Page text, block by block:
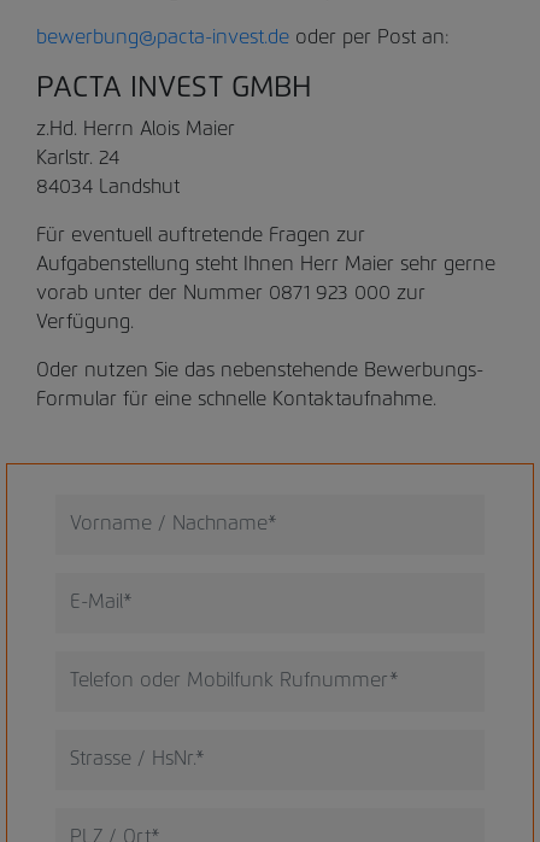
bewerbung@pacta-invest.de oder per Post an:
PACTA INVEST GMBH
z.Hd. Herrn Alois Maier
Karlstr. 24
84034 Landshut
Für eventuell auftretende Fragen zur
Aufgabenstellung steht Ihnen Herr Maier sehr gerne
vorab unter der Nummer 0871 923 000 zur
Verfügung.
Oder nutzen Sie das nebenstehende Bewerbungs-
Formular für eine schnelle Kontaktaufnahme.